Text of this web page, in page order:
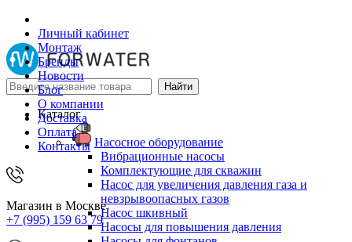
Личный кабинет
Монтаж
Бренды
Новости
Блог
О компании
Доставка
Оплата
Контакты
Магазин в Москве
+7 (995) 159 63 79
Каталог
Насосное оборудование
Вибрационные насосы
Комплектующие для скважин
Насос для увеличения давления газа и
невзрывоопасных газов
Насос шкивный
Насосы для повышения давления